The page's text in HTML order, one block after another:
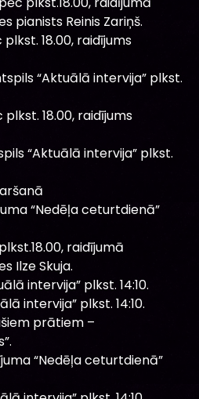
pianists Reinis Zariņš.
18.00, raidījums
“Aktuālā intervija” plkst.
18.00, raidījums
“Aktuālā intervija” plkst.
“Nedēļa ceturtdienā”
raidījumā
Ilze Skuja.
intervija” plkst. 14:10.
intervija” plkst. 14:10.
prātiem –
“Nedēļa ceturtdienā”